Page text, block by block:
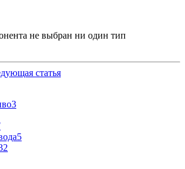
не выбран ни один тип
статья
3
5